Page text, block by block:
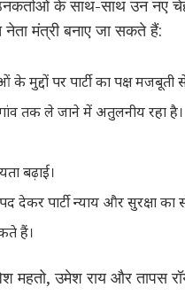
के साथ-साथ उन नए
नेता मंत्री बनाए जा सकते हैं:
मुद्दों पर पार्टी का पक्ष मजबूती
तक ले जाने में अतुलनीय रहा है।
बढ़ाई।
पार्टी न्याय और सुरक्षा का
हैं।
महतो, उमेश राय और तापस